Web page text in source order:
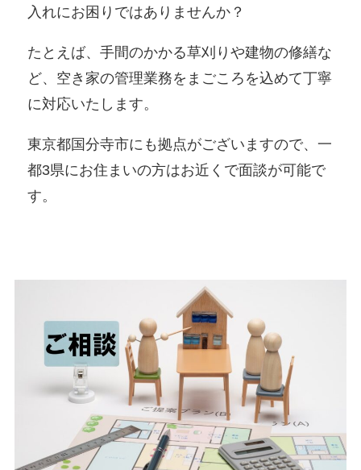
入れにお困りではありませんか？
たとえば、手間のかかる草刈りや建物の修繕な
ど、空き家の管理業務をまごころを込めて丁寧
に対応いたします。
東京都国分寺市にも拠点がございますので、一
都3県にお住まいの方はお近くで面談が可能で
す。